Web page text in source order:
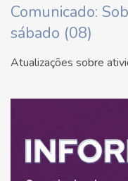
Comunicado:
sábado (08)
Atualizações sobre